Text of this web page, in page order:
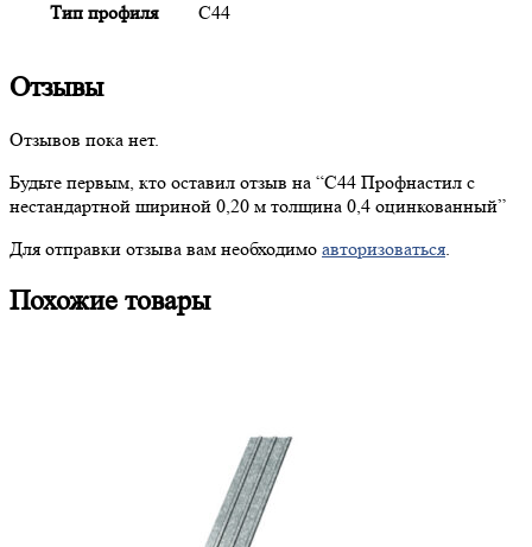
Тип профиля С44
Отзывы
Отзывов пока нет.
Будьте первым, кто оставил отзыв на “С44 Профнастил с
нестандартной шириной 0,20 м толщина 0,4 оцинкованный”
Для отправки отзыва вам необходимо авторизоваться.
Похожие товары